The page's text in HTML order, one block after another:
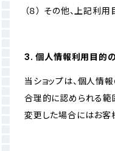
（８） その他、上記利
3. 個人情報利用目的
当ショップは、個人情
合理的に認められる範
変更した場合にはお客